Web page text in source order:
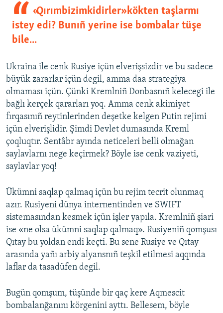
«Qırımbizimkidirler» kökten taşlarmı
istey edi? Bunıñ yerine ise bombalar tüşe
bile...
Ukraina ile cenk Rusiye içün elverişsizdir ve bu sadece
büyük zararlar içün degil, amma daa strategiya
olmaması içün. Çünki Kremlniñ Donbasnıñ kelecegi ile
bağlı kerçek qararları yoq. Amma cenk akimiyet
fırqasınıñ reytinlerinden deşetke kelgen Putin rejimi
içün elverişlidir. Şimdi Devlet dumasında Kreml
çoqluqtır. Sentâbr ayında neticeleri belli olmağan
saylavlarnı nege keçirmek? Böyle ise cenk vaziyeti,
saylavlar yoq!
Ükümni saqlap qalmaq içün bu rejim tecrit olunmaq
azır. Rusiyeni dünya internentinden ve SWIFT
sistemasından kesmek içün işler yapıla. Kremlniñ şiari
ise «ne olsa ükümni saqlap qalmaq». Rusiyeniñ qomşusı
Qıtay bu yoldan endi keçti. Bu sene Rusiye ve Qıtay
arasında yañı arbiy alyansnıñ teşkil etilmesi aqqında
laflar da tasadüfen degil.
Bugün qomşum, tüşünde bir qaç kere Aqmescit
bombalanğanını körgenini ayttı. Bellesem, böyle